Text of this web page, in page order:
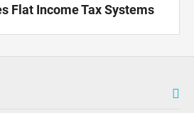
Flat Income Tax Systems